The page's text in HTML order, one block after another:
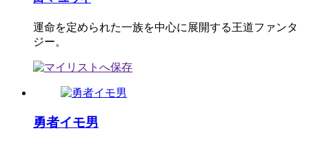
運命を定められた一族を中心に展開する王道ファンタ
ジー。
勇者イモ男